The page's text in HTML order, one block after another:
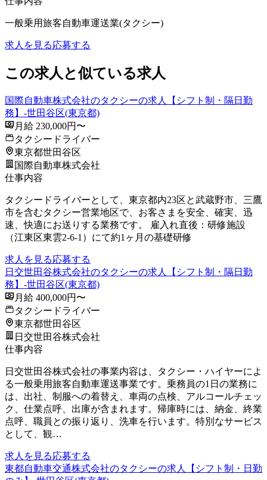
一般乗用旅客自動車運送業(タクシー)
求人を見る応募する
この求人と似ている求人
国際自動車株式会社のタクシーの求人【シフト制・隔日勤
務】-世田谷区(東京都)
月給 230,000円〜
タクシードライバー
東京都世田谷区
国際自動車株式会社
仕事内容
タクシードライバーとして、東京都内23区と武蔵野市、三鷹
市を含むタクシー営業地区で、お客さまを安全、確実、迅
速、快適にお送りする業務です。 雇入れ直後：研修施設
（江東区東雲2-6-1）にて約1ヶ月の基礎研修
求人を見る応募する
日交世田谷株式会社のタクシーの求人【シフト制・隔日勤
務】-世田谷区(東京都)
月給 400,000円〜
タクシードライバー
東京都世田谷区
日交世田谷株式会社
仕事内容
日交世田谷株式会社の事業内容は、タクシー・ハイヤーによ
る一般乗用旅客自動車運送事業です。乗務員の1日の業務に
は、出社、制服への着替え、車両の点検、アルコールチェッ
ク、仕業点呼、出庫が含まれます。帰庫時には、納金、終業
点呼、職員との振り返り、洗車を行います。特別なサービス
として、観…
求人を見る応募する
東都自動車交通株式会社のタクシーの求人【シフト制・日勤